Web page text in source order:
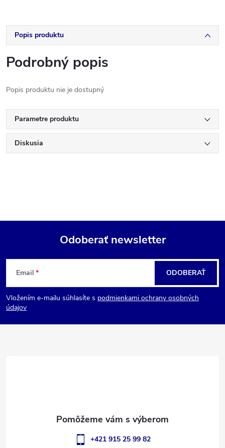
Popis produktu
Podrobný popis
Popis produktu nie je dostupný
Parametre produktu
Diskusia
Z
á
p
Odoberať newsletter
Email
Vložením e-mailu súhlasíte s podmienkami ochrany osobných
údajov
ODOBERAŤ
+421 915 25 99 82